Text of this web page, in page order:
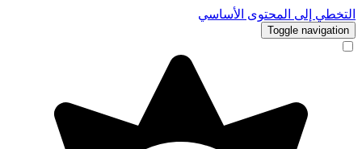
التخطي إلى المحتوى الأساسي
Toggle navigation